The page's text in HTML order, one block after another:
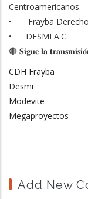
Centroamericanos
• Frayba
• DESMI A.C.
🔴 𝐒𝐢𝐠𝐮𝐞 𝐥𝐚
CDH Frayba
Desmi
Modevite
Megaproyectos
Add New